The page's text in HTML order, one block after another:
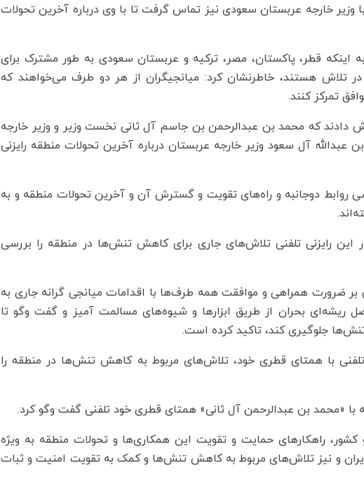
وزیر خارجه عربستان سعودی نیز تماس گرفت تا با وی درباره آخرین تحولات
اینکه قطر، پاکستان، مصر، ترکیه و عربستان سعودی به طور مشترک برای
در تلاش هستند، خاطرنشان کرد: میانجیگران از هر دو طرف می‌خواهند که
تمرکز کنند.
دادند که محمد بن عبدالرحمن بن جاسم آل ثانی نخست وزیر و وزیر خارجه
آل سعود وزیر خارجه عربستان درباره آخرین تحولات منطقه رایزنی
روابط دوجانبه و راه‌های تقویت و گسترش آن و آخرین تحولات منطقه و به
این رایزنی تلفنی تلاش‌های جاری برای کاهش تنش‌ها در منطقه را بررسی
ضرورت همراهی و موافقت همه طرف‌ها با اقدامات میانجی گرانه جاری به
ریشه‌ای بحران از طریق ابزارها و شیوه‌های مسالمت آمیز و گفت وگو تا
جلوگیری کند، تاکید کرده است.
با همتای قطری خود، تلاش‌های مربوط به کاهش تنش‌ها در منطقه را
با «محمد بن عبدالرحمن آل ثانی» همتای قطری خود تلفنی گفت‌ وگو کرد.
راهکارهای حمایت و تقویت این همکاری‌ها و تحولات منطقه به ویژه
و نیز تلاش‌های مربوط به کاهش تنش‌ها و کمک به تقویت امنیت و ثبات